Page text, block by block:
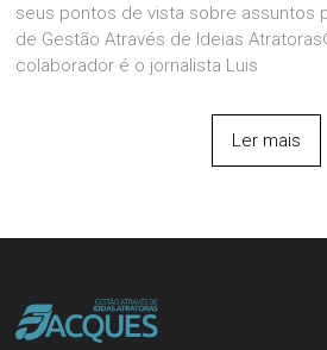
seus pontos de vista sobre assuntos
de Gestão Através de Ideias
colaborador é o jornalista Luis
Ler mais